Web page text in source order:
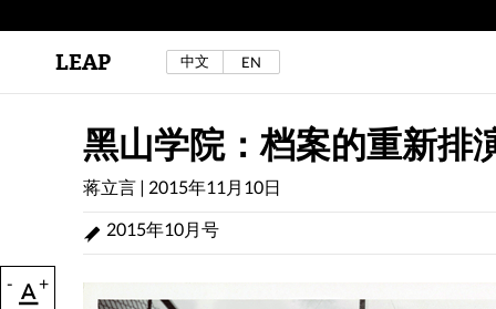
区秀诒与陈侑汝，《噩梦摇摆》，2024年。
LEAP 中文 EN
- +
黑山学院：档案的重新排
蒋立言 | 2015年11月10日
2015年10月号